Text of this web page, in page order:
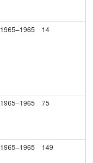
1965–1965 14
1965–1965 75
1965–1965 149